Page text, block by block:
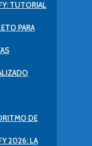
TUTORIAL
PARA
DE
2026: LA